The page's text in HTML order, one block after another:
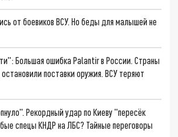
от боевиков ВСУ. Но беды для малышей не
Большая ошибка Palantir в России. Страны
поставки оружия. ВСУ теряют
Рекордный удар по Киеву "пересёк
спецы КНДР на ЛБС? Тайные переговоры